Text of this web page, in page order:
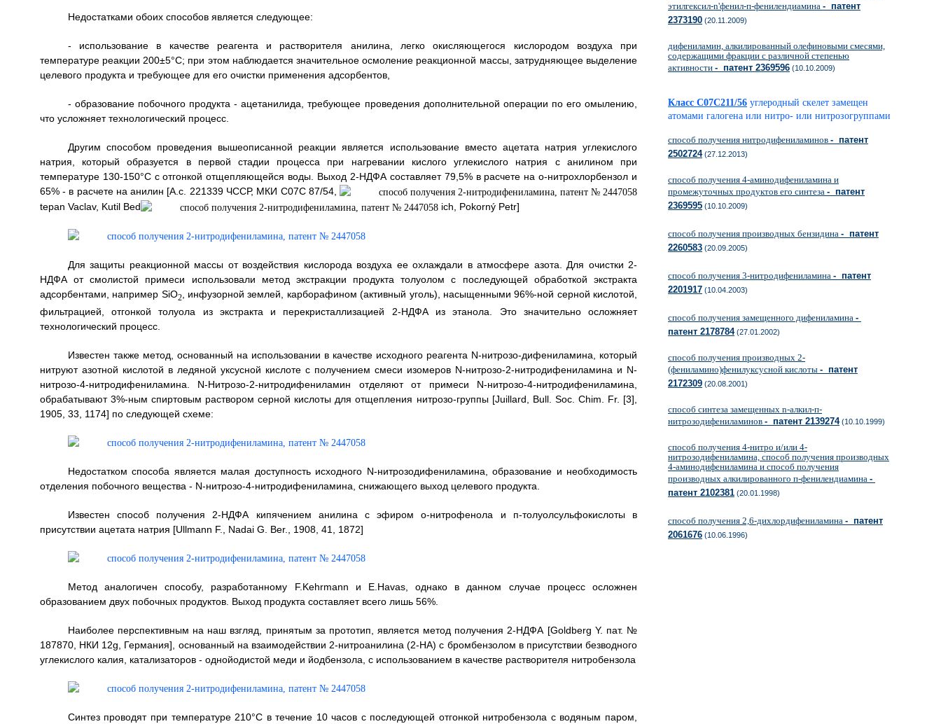
Недостатками обоих способов является следующее:
- использование в качестве реагента и растворителя анилина, легко окисляющегося кислородом воздуха при
температуре реакции 200±5°C; при этом наблюдается значительное осмоление реакционной массы, затрудняющее выделение
целевого продукта и требующее для его очистки применения адсорбентов,
- образование побочного продукта - ацетанилида, требующее проведения дополнительной операции по его омылению,
что усложняет технологический процесс.
Другим способом проведения вышеописанной реакции является использование вместо ацетата натрия углекислого
натрия, который образуется в первой стадии процесса при нагревании кислого углекислого натрия с анилином при
температуре 130-150°C с отгонкой отщепляющейся воды. Выход 2-НДФА составляет 79,5% в расчете на o-нитрохлорбензол и
65% - в расчете на анилин [А.с. 221339 ЧССР, МКИ C07C 87/54,
tepan Vaclav, Kutil Bed
ich, Pokorný Petr]
Для защиты реакционной массы от воздействия кислорода воздуха ее охлаждали в атмосфере азота. Для очистки 2-
НДФА от смолистой примеси использовали метод экстракции продукта толуолом с последующей обработкой экстракта
адсорбентами, например SiO2, инфузорной землей, карборафином (активный уголь), насыщенными 96%-ной серной кислотой,
фильтрацией, отгонкой толуола из экстракта и перекристаллизацией 2-НДФА из этанола. Это значительно осложняет
технологический процесс.
Известен также метод, основанный на использовании в качестве исходного реагента N-нитрозо-дифениламина, который
нитруют азотной кислотой в ледяной уксусной кислоте с получением смеси изомеров N-нитрозо-2-нитродифениламина и N-
нитрозо-4-нитродифениламина. N-Нитрозо-2-нитродифениламин отделяют от примеси N-нитрозо-4-нитродифениламина,
обрабатывают 3%-ным спиртовым раствором серной кислоты для отщепления нитрозо-группы [Juillard, Bull. Soc. Chim. Fr. [3],
1905, 33, 1174] по следующей схеме:
Недостатком способа является малая доступность исходного N-нитрозодифениламина, образование и необходимость
отделения побочного вещества - N-нитрозо-4-нитродифениламина, снижающего выход целевого продукта.
Известен способ получения 2-НДФА кипячением анилина с эфиром o-нитрофенола и п-толуолсульфокислоты в
присутствии ацетата натрия [Ullmann F., Nadai G. Ber., 1908, 41, 1872]
Метод аналогичен способу, разработанному F.Kehrmann и E.Havas, однако в данном случае процесс осложнен
образованием двух побочных продуктов. Выход продукта составляет всего лишь 56%.
Наиболее перспективным на наш взгляд, принятым за прототип, является метод получения 2-НДФА [Goldberg Y. пат. №
187870, НКИ 12g, Германия], основанный на взаимодействии 2-нитроанилина (2-HA) с бромбензолом в присутствии безводного
углекислого калия, катализаторов - однойодистой меди и йодбензола, с использованием в качестве растворителя нитробензола
Синтез проводят при температуре 210°C в течение 10 часов с последующей отгонкой нитробензола с водяным паром,
этилгексил-n'фенил-п-фенилендиамина - патент
2373190 (20.11.2009)
дифениламин, алкилированный олефиновыми смесями,
содержащими фракции с различной степенью
активности - патент 2369596 (10.10.2009)
Класс C07C211/56 углеродный скелет замещен
атомами галогена или нитро- или нитрозогруппами
способ получения нитродифениламинов - патент
2502724(27.12.2013)
способ получения 4-аминодифениламина и
промежуточных продуктов его синтеза - патент
2369595 (10.10.2009)
способ получения производных бензидина - патент
2260583 (20.09.2005)
способ получения 3-нитродифениламина - патент
2201917 (10.04.2003)
способ получения замещенного дифениламина -
патент 2178784(27.01.2002)
способ получения производных 2-
(фениламино)фенилуксусной кислоты - патент
2172309 (20.08.2001)
способ синтеза замещенных n-алкил-п-
нитрозодифениламинов - патент 2139274(10.10.1999)
способ получения 4-нитро и/или 4-
нитрозодифениламина, способ получения производных
4-аминодифениламина и способ получения
производных алкилированного п-фенилендиамина -
патент 2102381 (20.01.1998)
способ получения 2,6-дихлордифениламина - патент
2061676 (10.06.1996)